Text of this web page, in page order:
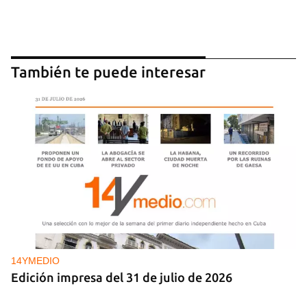
Guardar como favorito
Para poder guardar como favorito, primero has de
iniciar sesión con tu cuenta de 14ymedio.
INICIAR SESIÓN CANCELAR
También te puede interesar
14YMEDIO
Edición impresa del 31 de julio de 2026